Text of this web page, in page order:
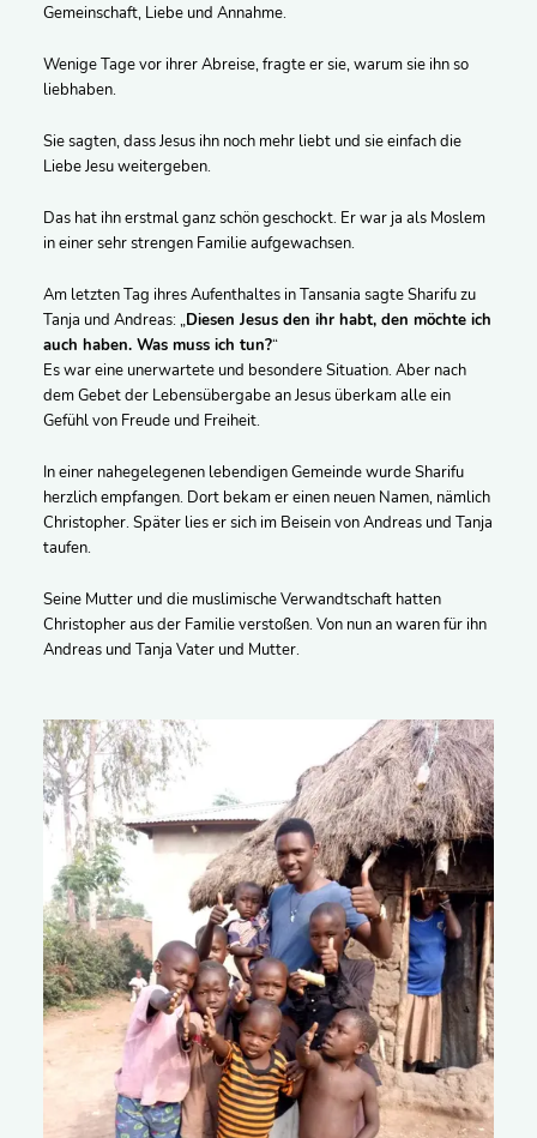
Gemeinschaft, Liebe und Annahme.
Wenige Tage vor ihrer Abreise, fragte er sie, warum sie ihn so
liebhaben.
Sie sagten, dass Jesus ihn noch mehr liebt und sie einfach die
Liebe Jesu weitergeben.
Das hat ihn erstmal ganz schön geschockt. Er war ja als Moslem
in einer sehr strengen Familie aufgewachsen.
Am letzten Tag ihres Aufenthaltes in Tansania sagte Sharifu zu
Tanja und Andreas: „Diesen Jesus den ihr habt, den möchte ich
auch haben. Was muss ich tun?“
Es war eine unerwartete und besondere Situation. Aber nach
dem Gebet der Lebensübergabe an Jesus überkam alle ein
Gefühl von Freude und Freiheit.
In einer nahegelegenen lebendigen Gemeinde wurde Sharifu
herzlich empfangen. Dort bekam er einen neuen Namen, nämlich
Christopher. Später lies er sich im Beisein von Andreas und Tanja
taufen.
Seine Mutter und die muslimische Verwandtschaft hatten
Christopher aus der Familie verstoßen. Von nun an waren für ihn
Andreas und Tanja Vater und Mutter.